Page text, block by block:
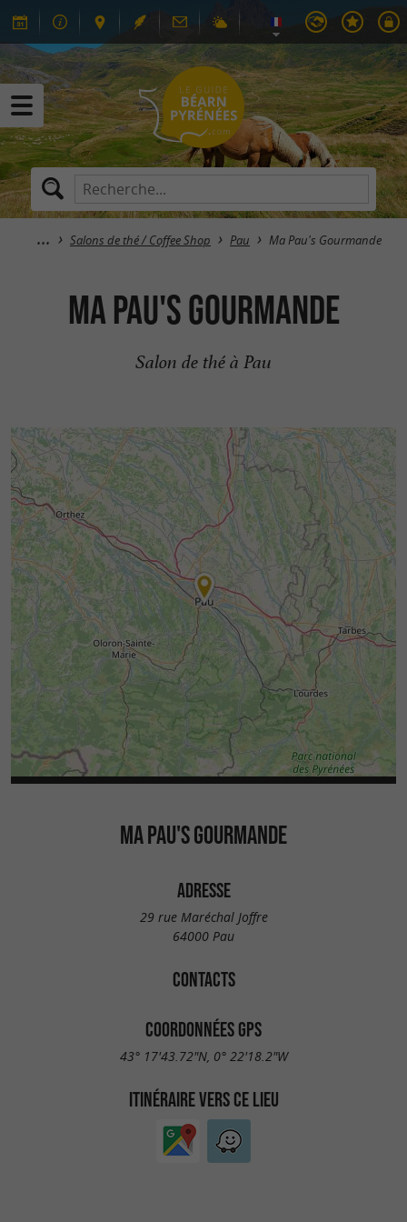
Salons de thé / Coffee Shop Pau Ma Pau's Gourmande
Ma Pau's Gourmande
Salon de thé à Pau
MA PAU'S GOURMANDE
ADRESSE
29 rue Maréchal Joffre
64000 Pau
CONTACTS
COORDONNÉES GPS
43° 17'43.72"N, 0° 22'18.2"W
ITINÉRAIRE VERS CE LIEU